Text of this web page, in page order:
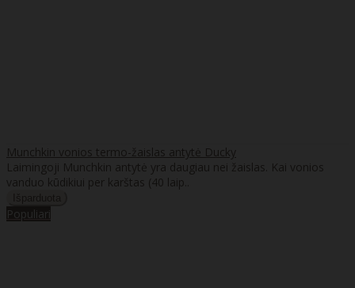
Munchkin vonios termo-žaislas antytė Ducky
Laimingoji Munchkin antytė yra daugiau nei žaislas. Kai vonios
vanduo kūdikiui per karštas (40 laip..
Populiari